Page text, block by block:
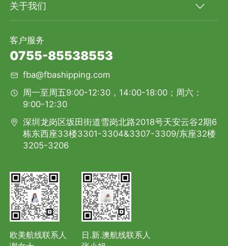
关于我们
客户服务
0755-85538553
fba@fbashipping.com
周一至周五9:00-12:30，14:00-18:00；周六：
9:00-12:30
深圳龙岗区坂田街道雪岗北路2018号天安云谷2期6
栋东西座33楼3301-3304&3307-3309/东座32楼
3205-3206
欧美航线联系人
日.新.澳航线联系人